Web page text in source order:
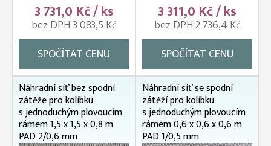
3 731,0 Kč / ks
bez DPH 3 083,5 Kč
SPOČÍTAT CENU
3 311,0 Kč / ks
bez DPH 2 736,4 Kč
SPOČÍTAT CENU
Náhradní síť bez spodní
zátěže pro kolíbku
s jednoduchým plovoucím
rámem 1,5 x 1,5 x 0,8 m
PAD 2/0,6 mm
Náhradní síť se spodní
zátěží pro kolíbku
s jednoduchým plovoucím
rámem 0,6 x 0,6 x 0,6 m
PAD 1/0,5 mm